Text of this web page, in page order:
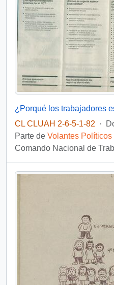
¿Porqué los trabajadores
CL CLUAH 2-6-5-1-82
·
Parte de Volantes Políticos
Comando Nacional de